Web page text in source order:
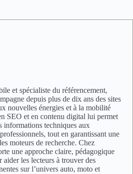
et spécialiste du référencement,
depuis plus de dix ans des sites
nouvelles énergies et à la mobilité
SEO et en contenu digital lui permet
informations techniques aux
tout en garantissant une
moteurs de recherche. Chez
une approche claire, pédagogique
aider les lecteurs à trouver des
sur l’univers auto, moto et